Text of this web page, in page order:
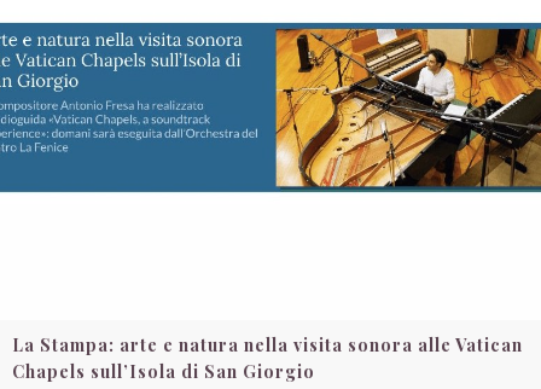
La Stampa: arte e natura nella visita sonora alle Vatican
Chapels sull’Isola di San Giorgio